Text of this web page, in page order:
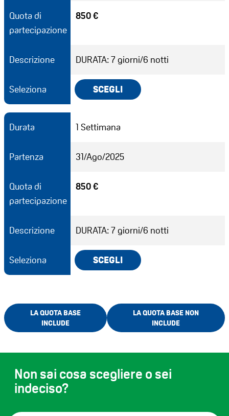
Quota di
partecipazione
850 €
Descrizione DURATA: 7 giorni/6 notti
Seleziona SCEGLI
Durata 1 Settimana
Partenza 31/Ago/2025
Quota di
partecipazione
850 €
Descrizione DURATA: 7 giorni/6 notti
Seleziona SCEGLI
LA QUOTA BASE
INCLUDE
LA QUOTA BASE NON
INCLUDE
Non sai cosa scegliere o sei
indeciso?